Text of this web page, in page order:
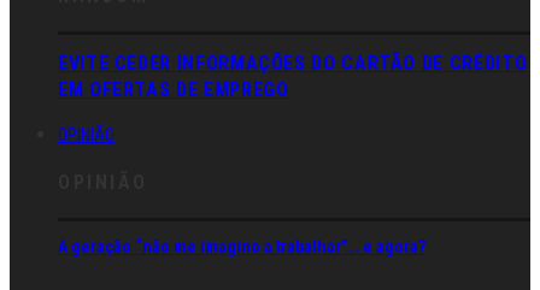
EVITE CEDER INFORMAÇÕES DO CARTÃO DE CRÉDITO
EM OFERTAS DE EMPREGO
OPINIÃO
A geração “não me imagino a trabalhar”… e agora?